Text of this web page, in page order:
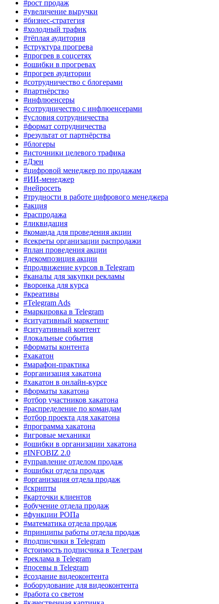
#рост продаж
#увеличение выручки
#бизнес-стратегия
#холодный трафик
#тёплая аудитория
#структура прогрева
#прогрев в соцсетях
#ошибки в прогревах
#прогрев аудитории
#сотрудничество с блогерами
#партнёрство
#инфлюенсеры
#сотрудничество с инфлюенсерами
#условия сотрудничества
#формат сотрудничества
#результат от партнёрства
#блогеры
#источники целевого трафика
#Дзен
#цифровой менеджер по продажам
#ИИ-менеджер
#нейросеть
#трудности в работе цифрового менеджера
#акция
#распродажа
#ликвидация
#команда для проведения акции
#секреты организации распродажи
#план проведения акции
#декомпозиция акции
#продвижение курсов в Telegram
#каналы для закупки рекламы
#воронка для курса
#креативы
#Telegram Ads
#маркировка в Telegram
#ситуативный маркетинг
#ситуативный контент
#локальные события
#форматы контента
#хакатон
#марафон-практика
#организация хакатона
#хакатон в онлайн-курсе
#форматы хакатона
#отбор участников хакатона
#распределение по командам
#отбор проекта для хакатона
#программа хакатона
#игровые механики
#ошибки в организации хакатона
#INFOBIZ 2.0
#управление отделом продаж
#ошибки отдела продаж
#организация отдела продаж
#скрипты
#карточки клиентов
#обучение отдела продаж
#функции РОПа
#математика отдела продаж
#принципы работы отдела продаж
#подписчики в Telegram
#стоимость подписчика в Телеграм
#реклама в Telegram
#посевы в Telegram
#создание видеоконтента
#оборудование для видеоконтента
#работа со светом